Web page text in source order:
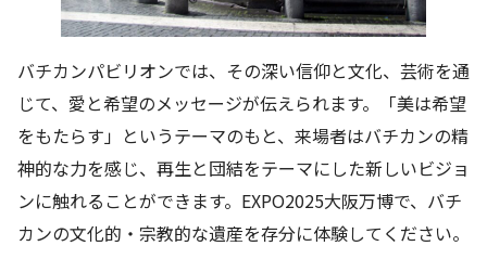
バチカンパビリオンでは、その深い信仰と文化、芸術を通
じて、愛と希望のメッセージが伝えられます。「美は希望
をもたらす」というテーマのもと、来場者はバチカンの精
神的な力を感じ、再生と団結をテーマにした新しいビジョ
ンに触れることができます。EXPO2025大阪万博で、バチ
カンの文化的・宗教的な遺産を存分に体験してください。